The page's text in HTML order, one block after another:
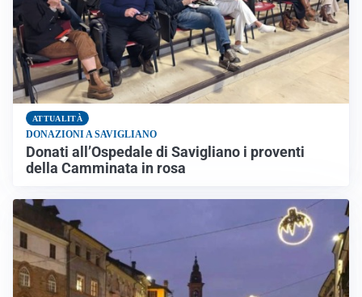
ATTUALITÀ
DONAZIONI A SAVIGLIANO
Donati all’Ospedale di Savigliano i proventi
della Camminata in rosa